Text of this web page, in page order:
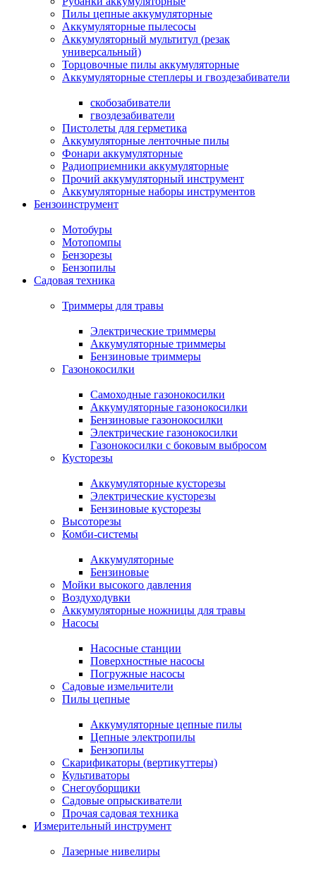
Пилы цепные аккумуляторные
Аккумуляторные пылесосы
Аккумуляторный мультитул (резак
универсальный)
Торцовочные пилы аккумуляторные
Аккумуляторные степлеры и гвоздезабиватели
скобозабиватели
гвоздезабиватели
Пистолеты для герметика
Аккумуляторные ленточные пилы
Фонари аккумуляторные
Радиоприемники аккумуляторные
Прочий аккумуляторный инструмент
Аккумуляторные наборы инструментов
Бензоинструмент
Мотобуры
Мотопомпы
Бензорезы
Бензопилы
Садовая техника
Триммеры для травы
Электрические триммеры
Аккумуляторные триммеры
Бензиновые триммеры
Газонокосилки
Самоходные газонокосилки
Аккумуляторные газонокосилки
Бензиновые газонокосилки
Электрические газонокосилки
Газонокосилки с боковым выбросом
Кусторезы
Аккумуляторные кусторезы
Электрические кусторезы
Бензиновые кусторезы
Высоторезы
Комби-системы
Аккумуляторные
Бензиновые
Мойки высокого давления
Воздуходувки
Аккумуляторные ножницы для травы
Насосы
Насосные станции
Поверхностные насосы
Погружные насосы
Садовые измельчители
Пилы цепные
Аккумуляторные цепные пилы
Цепные электропилы
Бензопилы
Скарификаторы (вертикуттеры)
Культиваторы
Снегоуборщики
Садовые опрыскиватели
Прочая садовая техника
Измерительный инструмент
Лазерные нивелиры